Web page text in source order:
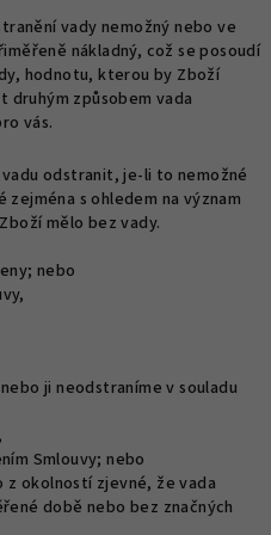
vady nemožný nebo ve
nákladný, což se posoudí
hodnotu, kterou by Zboží
druhým způsobem vada
vás.
odstranit, je-li to nemožné
s ohledem na význam
mělo bez vady.
nebo
ji neodstraníme v souladu
Smlouvy; nebo
z okolností zjevné, že vada
době nebo bez značných